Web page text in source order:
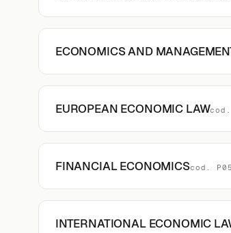
ECONOMICS AND
EUROPEAN ECONOMIC LAW
FINANCIAL ECONOMICScod.
INTERNATIONAL ECONOMIC